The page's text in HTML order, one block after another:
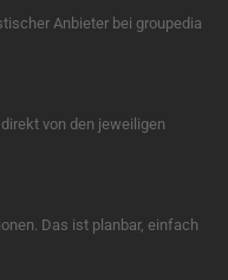
Anbieter bei groupedia
von den jeweiligen
Das ist planbar, einfach